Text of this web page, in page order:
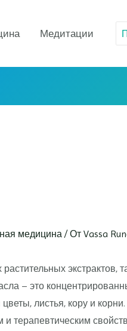
Медитации
медицина/ От Vassa
экстрактов,
– это
листья, кору и
терапевтическим